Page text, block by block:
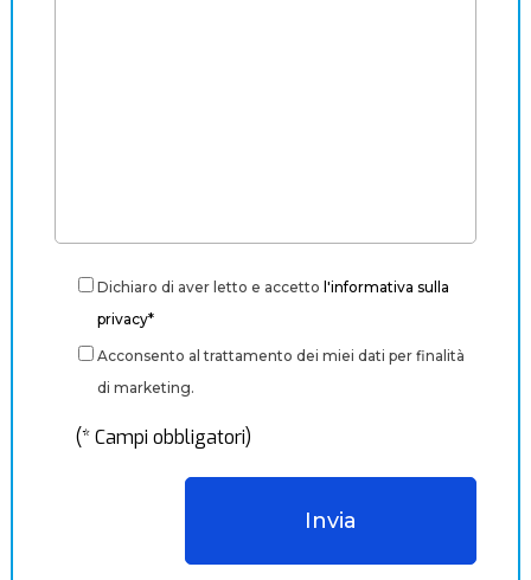
Dichiaro di aver letto e accetto l'informativa sulla
privacy*
Acconsento al trattamento dei miei dati per finalità
di marketing.
(* Campi obbligatori)